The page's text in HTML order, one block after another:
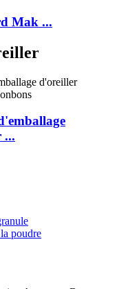
Mak ...
...
poudre